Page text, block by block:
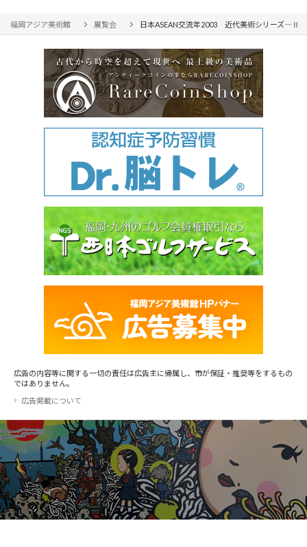
福岡アジア美術館 展覧会 日本ASEAN交流年2003 近代美術シリーズ―Ⅱ
広告の内容等に関する一切の責任は広告主に帰属し、市が保証・推奨等をするもの
ではありません。
広告掲載について